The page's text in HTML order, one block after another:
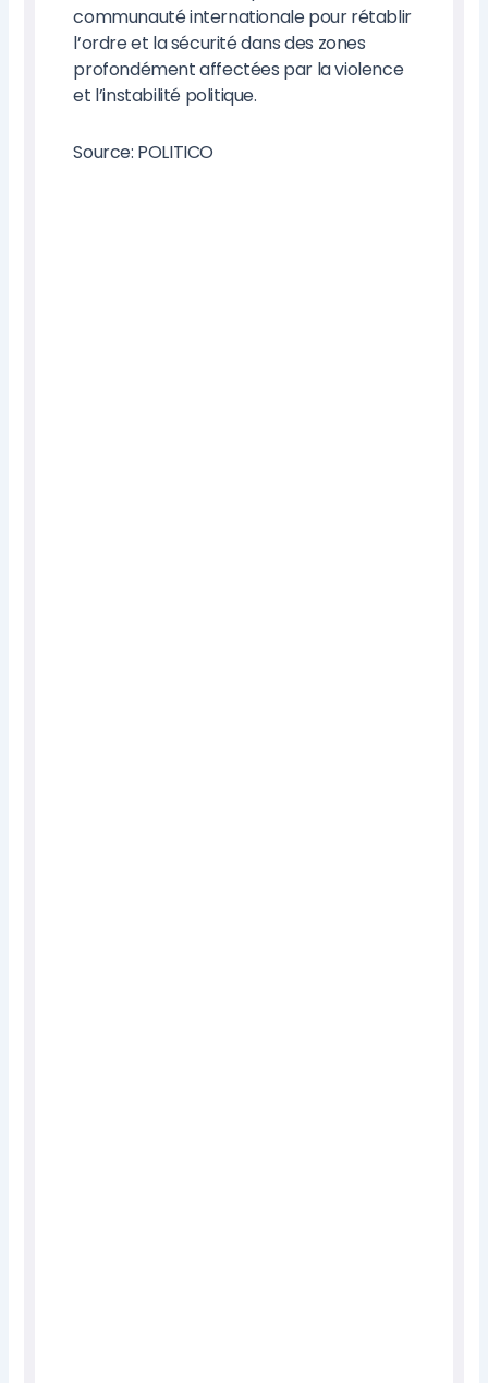
communauté internationale pour rétablir
l’ordre et la sécurité dans des zones
profondément affectées par la violence
et l’instabilité politique.
Source: POLITICO